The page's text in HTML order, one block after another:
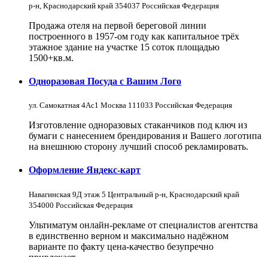
р-н, Краснодарский край 354037 Российская Федерация
Продажа отеля на первой береговой линии
построенного в 1957-ом году как капитальное трёх
этажное здание на участке 15 соток площадью
1500+кв.м.
Одноразовая Посуда с Вашим Лого
ул. Самокатная 4Ас1 Москва 111033 Российская Федерация
Изготовление одноразовых стаканчиков под ключ из
бумаги с нанесением брендирования и Вашего логотипа
на внешнюю сторону лучший способ рекламировать.
Оформление Яндекс-карт
Навагинская 9Д этаж 5 Центральный р-н, Краснодарский край
354000 Российская Федерация
Ультиматум онлайн-рекламе от специалистов агентства
в единственно верном и максимально надёжном
варианте по факту цена-качество безупречно